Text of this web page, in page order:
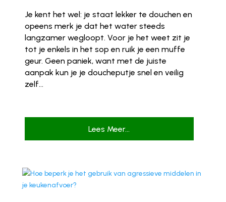
Je kent het wel: je staat lekker te douchen en
opeens merk je dat het water steeds
langzamer wegloopt. Voor je het weet zit je
tot je enkels in het sop en ruik je een muffe
geur. Geen paniek, want met de juiste
aanpak kun je je doucheputje snel en veilig
zelf...
Lees Meer...